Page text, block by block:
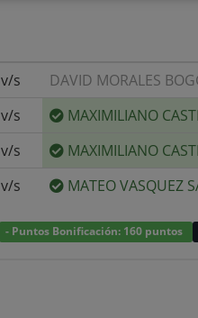
v/s DAVID MORALES
v/s MAXIMILIANO
v/s MAXIMILIANO
v/s MATEO VASQUEZ
- Puntos Bonificación: 160 puntos